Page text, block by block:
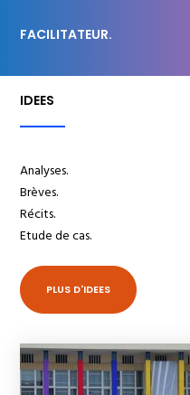
FACILITATEUR.
IDEES
Analyses.
Brèves.
Récits.
Etude de cas.
PLUS D'IDEES